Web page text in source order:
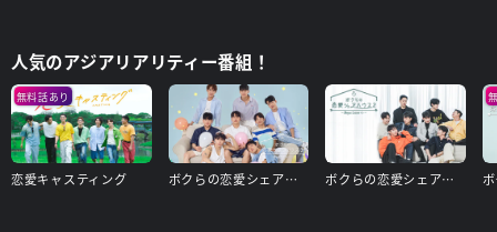
人気のアジアリアリティー番組！
無料話あり
恋愛キャスティング ボクらの恋愛シェアハウス3～Boys Love ∞（アンリミテッド）～ ボクらの恋愛シェアハウス2～Boys Love ∞(アンリミテッド)〜